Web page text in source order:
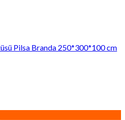
Pilsa Branda 250*300*100 cm